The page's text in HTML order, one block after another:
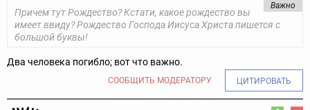
Важно
Причем тут Рождество? Кстати, какое рождество вы
имеет ввиду? Рождество Господа Иисуса Христа пишется с
большой буквы!
Два человека погибло; вот что важно.
СООБЩИТЬ МОДЕРАТОРУ ЦИТИРОВАТЬ